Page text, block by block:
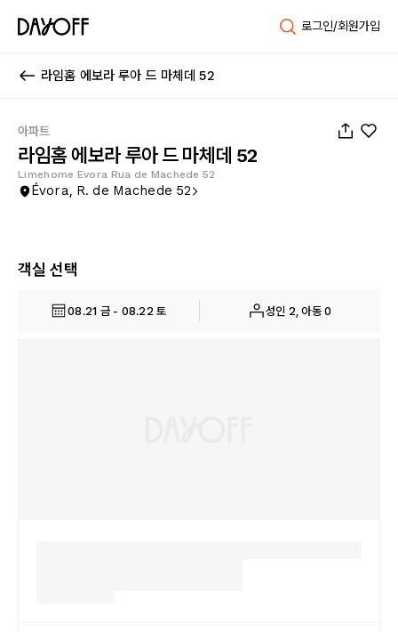
로그인/회원가입
라임홈 에보라 루아 드 마체데 52
아파트
라임홈 에보라 루아 드 마체데 52
Limehome Evora Rua de Machede 52
Évora, R. de Machede 52
객실 선택
08.21 금 - 08.22 토 성인 2, 아동 0